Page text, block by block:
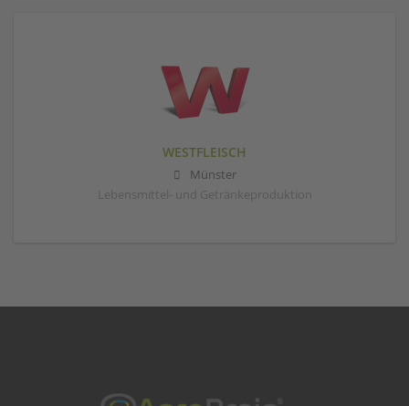
WESTFLEISCH
Münster
Lebensmittel- und Getränkeproduktion